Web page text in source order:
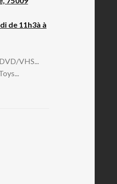
de 11h3à à
VHS...